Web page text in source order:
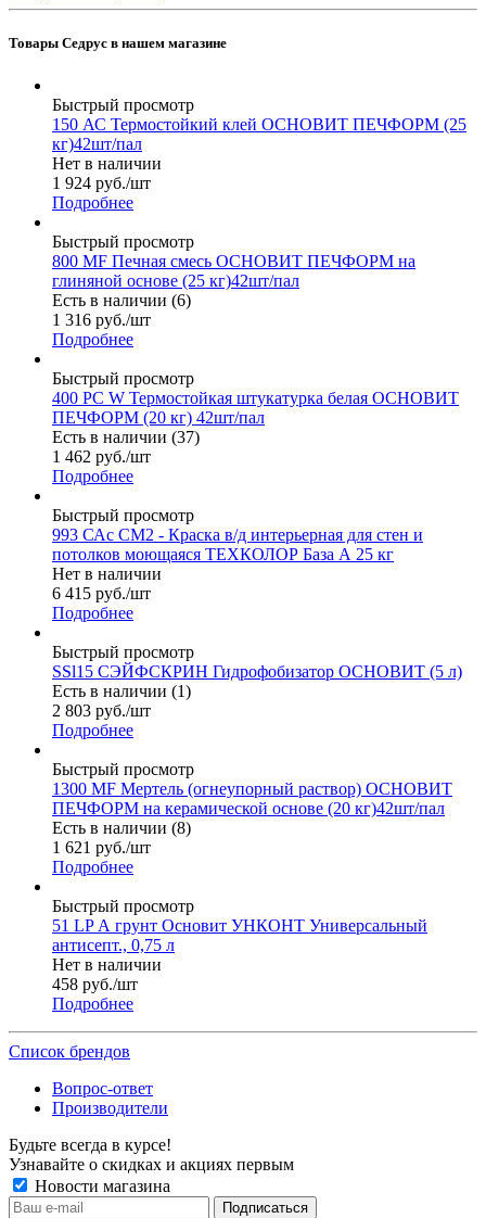
Товары Седрус в нашем магазине
Быстрый просмотр
150 АС Термостойкий клей ОСНОВИТ ПЕЧФОРМ (25
кг)42шт/пал
Нет в наличии
1 924 руб./шт
Подробнее
Быстрый просмотр
800 MF Печная смесь ОСНОВИТ ПЕЧФОРМ на
глиняной основе (25 кг)42шт/пал
Есть в наличии (6)
1 316 руб./шт
Подробнее
Быстрый просмотр
400 PC W Термостойкая штукатурка белая ОСНОВИТ
ПЕЧФОРМ (20 кг) 42шт/пал
Есть в наличии (37)
1 462 руб./шт
Подробнее
Быстрый просмотр
993 САс СМ2 - Краска в/д интерьерная для стен и
потолков моющаяся ТЕХКОЛОР База А 25 кг
Нет в наличии
6 415 руб./шт
Подробнее
Быстрый просмотр
SSl15 СЭЙФСКРИН Гидрофобизатор ОСНОВИТ (5 л)
Есть в наличии (1)
2 803 руб./шт
Подробнее
Быстрый просмотр
1300 MF Мертель (огнеупорный раствор) ОСНОВИТ
ПЕЧФОРМ на керамической основе (20 кг)42шт/пал
Есть в наличии (8)
1 621 руб./шт
Подробнее
Быстрый просмотр
51 LP А грунт Основит УНКОНТ Универсальный
антисепт., 0,75 л
Нет в наличии
458 руб./шт
Подробнее
Список брендов
Вопрос-ответ
Производители
Будьте всегда в курсе!
Узнавайте о скидках и акциях первым
Новости магазина